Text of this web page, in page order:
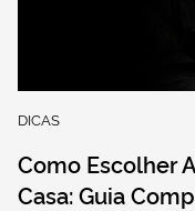
DICAS
Como Escolher
Casa: Guia